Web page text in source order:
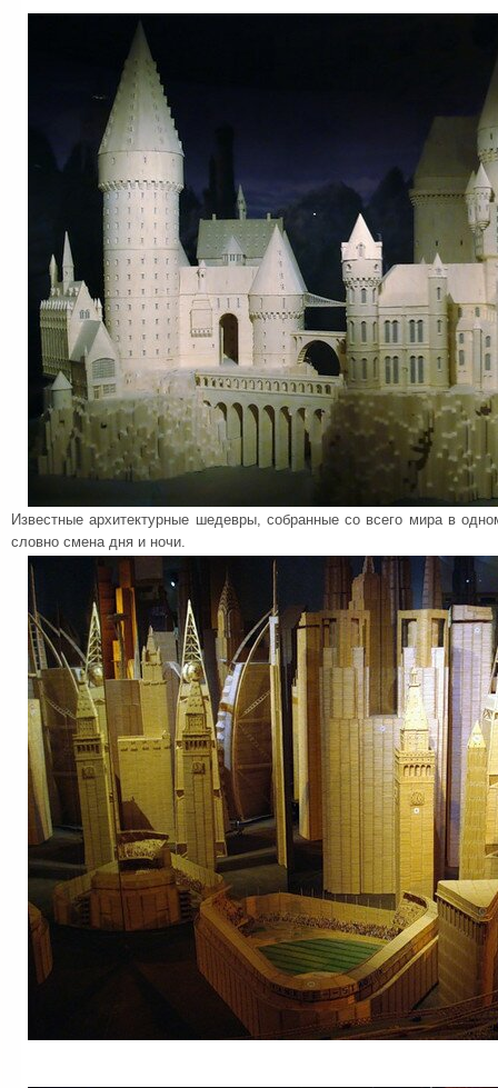
Известные архитектурные шедевры, собранные со всего мира в
словно смена дня и ночи.